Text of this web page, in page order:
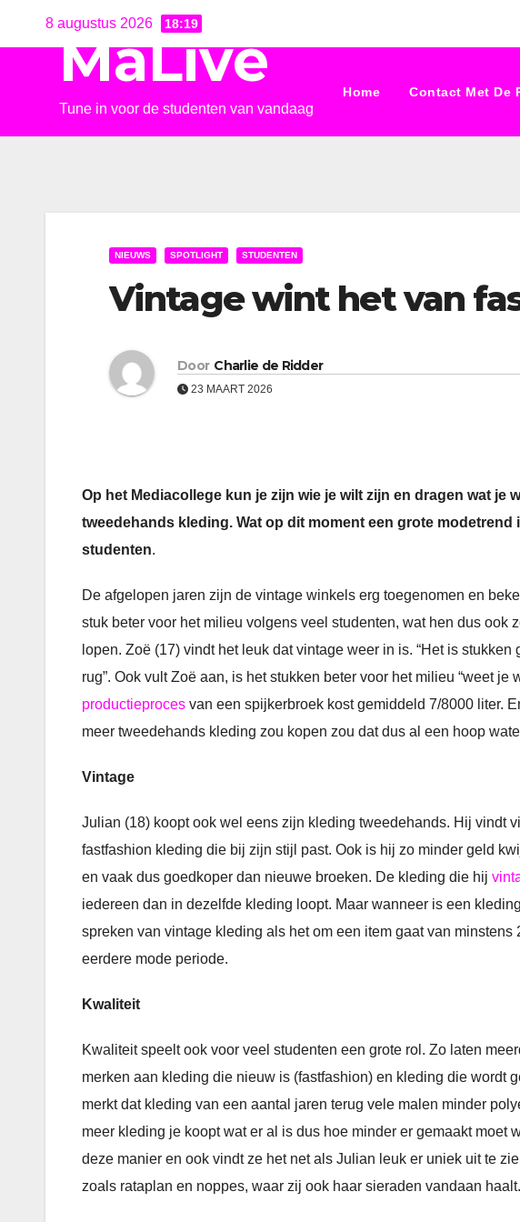
8 augustus 2026 18:19
MaLive
Tune in voor de studenten van vandaag
Home Contact Met De
NIEUWS SPOTLIGHT STUDENTEN
Vintage wint het van
Door Charlie de Ridder
23 MAART 2026
Op het Mediacollege kun je zijn wie je wilt zijn en dragen wat je
tweedehands kleding. Wat op dit moment een grote
studenten.
De afgelopen jaren zijn de vintage winkels erg toegenomen en
stuk beter voor het milieu volgens veel studenten, wat hen dus ook
lopen. Zoë (17) vindt het leuk dat vintage weer in is. “Het is
rug”. Ook vult Zoë aan, is het stukken beter voor het milieu “weet
productieproces van een spijkerbroek kost gemiddeld 7/8000 liter.
meer tweedehands kleding zou kopen zou dat dus al een hoop
Vintage
Julian (18) koopt ook wel eens zijn kleding tweedehands. Hij vindt
fastfashion kleding die bij zijn stijl past. Ook is hij zo minder geld
en vaak dus goedkoper dan nieuwe broeken. De kleding die hij
iedereen dan in dezelfde kleding loopt. Maar wanneer is een
spreken van vintage kleding als het om een item gaat van
eerdere mode periode.
Kwaliteit
Kwaliteit speelt ook voor veel studenten een grote rol. Zo laten
merken aan kleding die nieuw is (fastfashion) en kleding die wordt
merkt dat kleding van een aantal jaren terug vele malen minder
meer kleding je koopt wat er al is dus hoe minder er gemaakt moet
deze manier en ook vindt ze het net als Julian leuk er uniek uit te
zoals rataplan en noppes, waar zij ook haar sieraden vandaan haalt.